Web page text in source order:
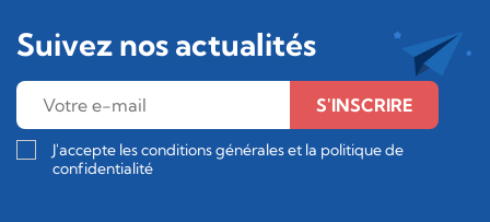
Suivez nos actualités
S'INSCRIRE
J'accepte les conditions générales et la politique de
confidentialité